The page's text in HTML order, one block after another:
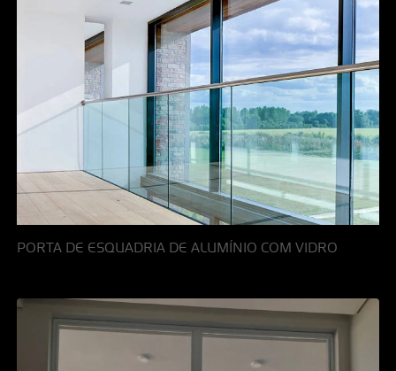
PORTA DE ESQUADRIA DE ALUMÍNIO COM VIDRO